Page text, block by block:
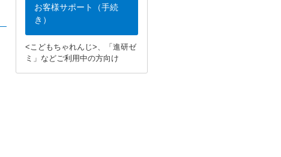
お客様サポート（手続
き）
<こどもちゃれんじ>、「進研ゼ
ミ」などご利用中の方向け